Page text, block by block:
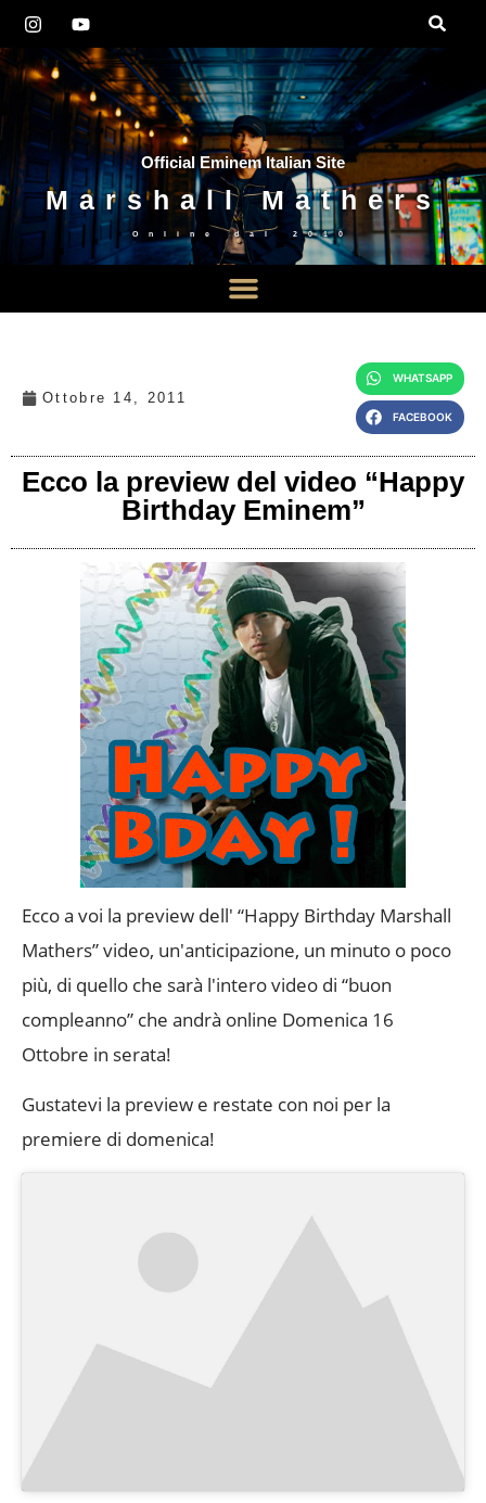
Official Eminem Italian Site
Marshall Mathers
Online dal 2010
Ottobre 14, 2011
WHATSAPP
FACEBOOK
Ecco la preview del video “Happy
Birthday Eminem”
Ecco a voi la preview dell' “Happy Birthday Marshall
Mathers” video, un'anticipazione, un minuto o poco
più, di quello che sarà l'intero video di “buon
compleanno” che andrà online Domenica 16
Ottobre in serata!
Gustatevi la preview e restate con noi per la
premiere di domenica!